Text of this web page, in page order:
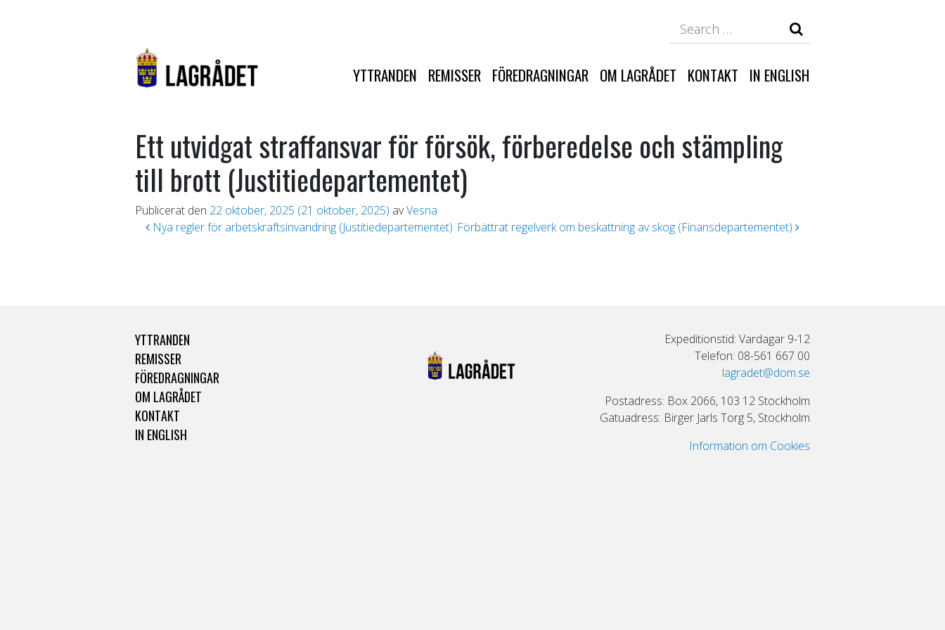
YTTRANDEN REMISSER FÖREDRAGNINGAR OM LAGRÅDET KONTAKT IN ENGLISH
Ett utvidgat straffansvar för försök, förberedelse och stämpling
till brott (Justitiedepartementet)
Publicerat den 22 oktober, 2025 (21 oktober, 2025) avVesna
Inläggsnavigering
Nya regler för arbetskraftsinvandring (Justitiedepartementet) Förbättrat regelverk om beskattning av skog (Finansdepartementet)
YTTRANDEN
REMISSER
FÖREDRAGNINGAR
OM LAGRÅDET
KONTAKT
IN ENGLISH
Expeditionstid: Vardagar 9-12
Telefon: 08-561 667 00
lagradet@dom.se
Postadress: Box 2066, 103 12 Stockholm
Gatuadress: Birger Jarls Torg 5, Stockholm
Information om Cookies